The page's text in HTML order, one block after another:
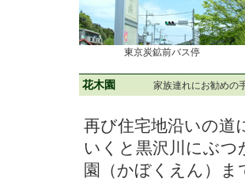
東京炭鉱前バス停
花木園 家族連れにお勧めの
再び住宅地沿いの道
いくと黒沢川にぶつ
園（かぼくえん）ま